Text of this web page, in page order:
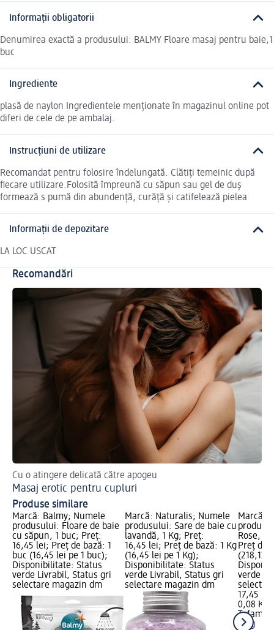
Informații obligatorii
Denumirea exactă a produsului: BALMY Floare masaj pentru baie,1
buc
Ingrediente
plasă de naylon Ingredientele menționate în magazinul online pot
diferi de cele de pe ambalaj.
Instrucțiuni de utilizare
Recomandat pentru folosire îndelungată. Clătiți temeinic după
fiecare utilizare.Folosită împreună cu săpun sau gel de duș
formează s pumă din abundență, curăță și catifelează pielea
Informații de depozitare
LA LOC USCAT
Recomandări
Cu o atingere delicată către apogeu
Masaj erotic pentru cupluri
Produse similare
Marcă: Balmy; Numele
produsului: Floare de baie
cu săpun, 1 buc; Preț:
16,45 lei; Preț de bază: 1
buc (16,45 lei pe 1 buc);
Disponibilitate: Status
verde Livrabil, Status gri
selectare magazin dm
Marcă: Naturalis; Numele
produsului: Sare de baie cu
lavandă, 1 Kg; Preț:
16,45 lei; Preț de bază: 1 Kg
(16,45 lei pe 1 Kg);
Disponibilitate: Status
verde Livrabil, Status gri
selectare magazin dm
Marcă:
Rose,
Preț de
(218,13
verde
17,45 lei
0,08 Kg
Tofamin
80 g